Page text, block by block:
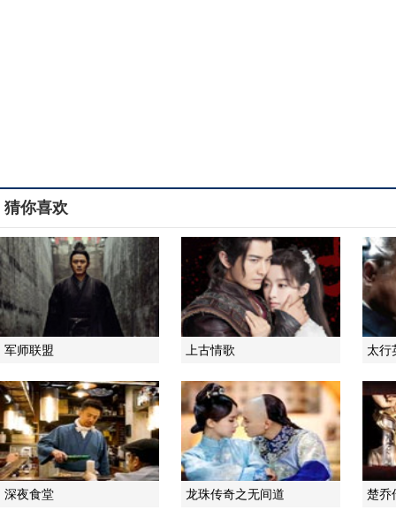
猜你喜欢
军师联盟 上古情歌 太行
深夜食堂 龙珠传奇之无间道 楚乔